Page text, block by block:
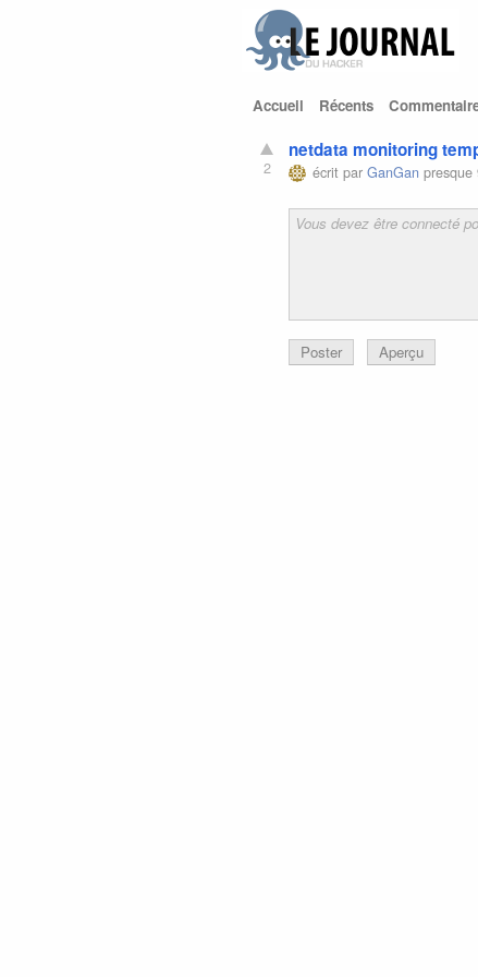
Accueil Récents
2
netdata monitoring
écrit parGanGan
Poster Aperçu